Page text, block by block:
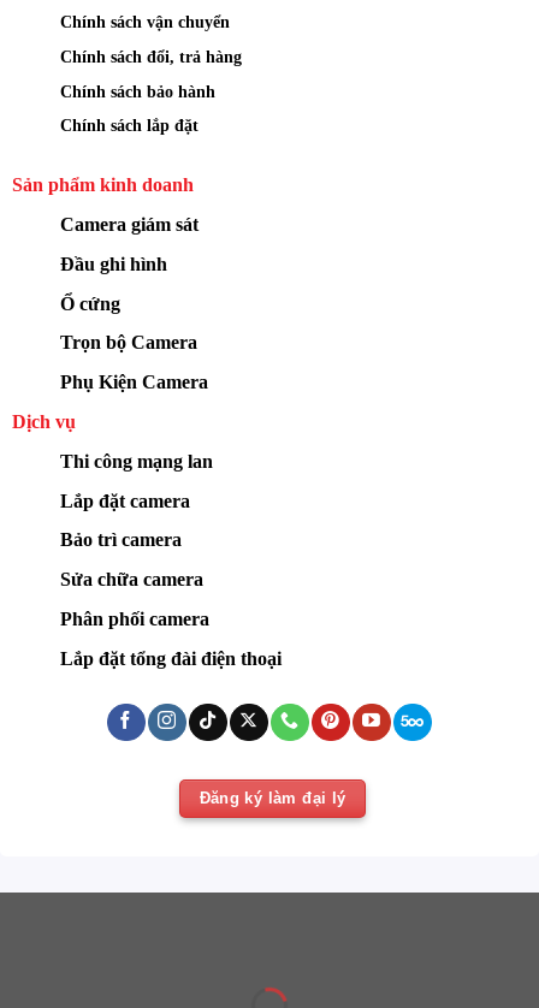
Chính sách vận chuyển
Chính sách đổi, trả hàng
Chính sách bảo hành
Chính sách lắp đặt
Sản phẩm kinh doanh
Camera giám sát
Đầu ghi hình
Ổ cứng
Trọn bộ Camera
Phụ Kiện Camera
Dịch vụ
Thi công mạng lan
Lắp đặt camera
Bảo trì camera
Sửa chữa camera
Phân phối camera
Lắp đặt tổng đài điện thoại
Đăng ký làm đại lý